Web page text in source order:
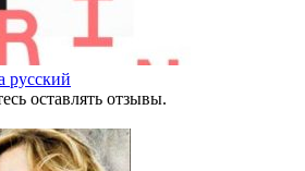
русский
оставлять отзывы.